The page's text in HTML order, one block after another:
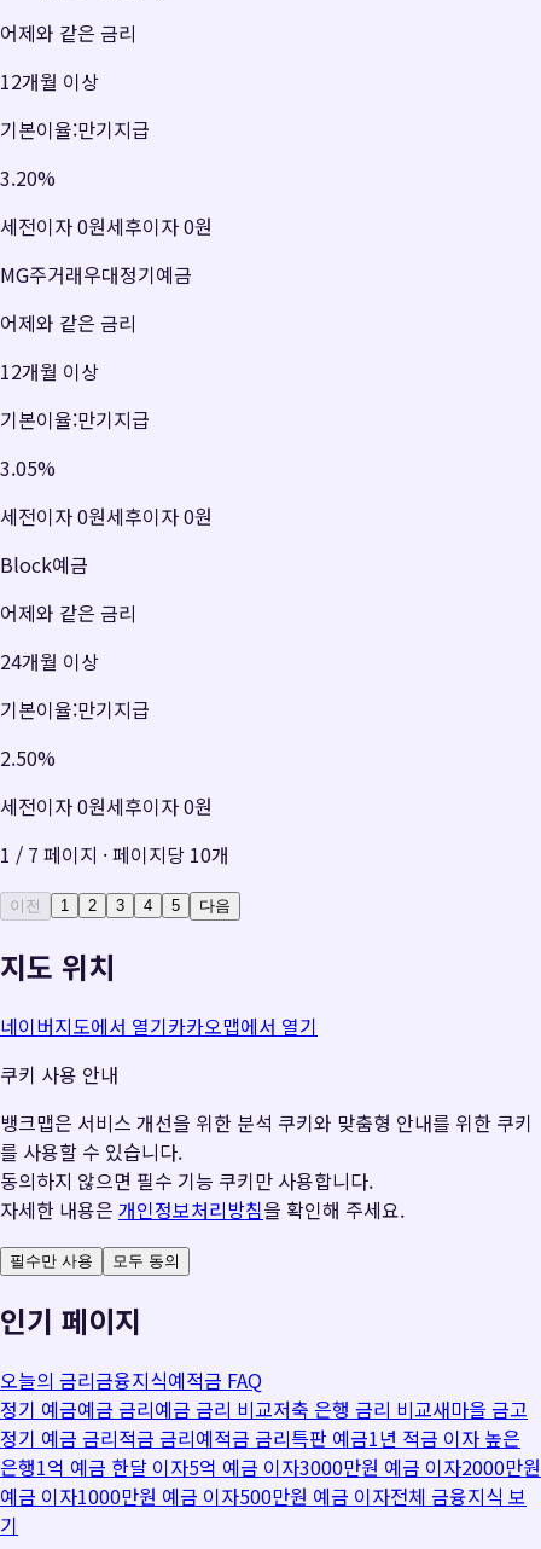
어제와 같은 금리
12개월 이상
기본이율:만기지급
3.20%
세전이자0원세후이자0원
MG주거래우대정기예금
어제와 같은 금리
12개월 이상
기본이율:만기지급
3.05%
세전이자0원세후이자0원
Block예금
어제와 같은 금리
24개월 이상
기본이율:만기지급
2.50%
세전이자0원세후이자0원
1 / 7 페이지 · 페이지당 10개
이전 1 2 3 4 5 다음
지도 위치
네이버지도에서 열기카카오맵에서 열기
쿠키 사용 안내
뱅크맵은 서비스 개선을 위한 분석 쿠키와 맞춤형 안내를 위한 쿠키
를 사용할 수 있습니다.
동의하지 않으면 필수 기능 쿠키만 사용합니다.
자세한 내용은 개인정보처리방침을 확인해 주세요.
필수만 사용 모두 동의
인기 페이지
오늘의 금리금융지식예적금 FAQ
정기 예금예금 금리예금 금리 비교저축 은행 금리 비교새마을 금고
정기 예금 금리적금 금리예적금 금리특판 예금1년 적금 이자 높은
은행1억 예금 한달 이자5억 예금 이자3000만원 예금 이자2000만원
예금 이자1000만원 예금 이자500만원 예금 이자전체 금융지식 보
기